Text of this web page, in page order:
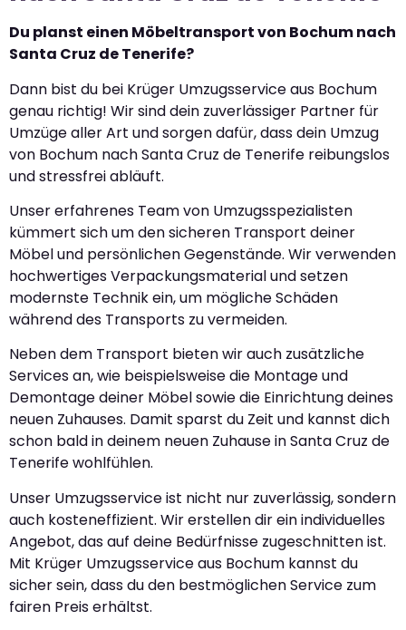
Du planst einen Möbeltransport von Bochum nach
Santa Cruz de Tenerife?
Dann bist du bei Krüger Umzugsservice aus Bochum
genau richtig! Wir sind dein zuverlässiger Partner für
Umzüge aller Art und sorgen dafür, dass dein Umzug
von Bochum nach Santa Cruz de Tenerife reibungslos
und stressfrei abläuft.
Unser erfahrenes Team von Umzugsspezialisten
kümmert sich um den sicheren Transport deiner
Möbel und persönlichen Gegenstände. Wir verwenden
hochwertiges Verpackungsmaterial und setzen
modernste Technik ein, um mögliche Schäden
während des Transports zu vermeiden.
Neben dem Transport bieten wir auch zusätzliche
Services an, wie beispielsweise die Montage und
Demontage deiner Möbel sowie die Einrichtung deines
neuen Zuhauses. Damit sparst du Zeit und kannst dich
schon bald in deinem neuen Zuhause in Santa Cruz de
Tenerife wohlfühlen.
Unser Umzugsservice ist nicht nur zuverlässig, sondern
auch kosteneffizient. Wir erstellen dir ein individuelles
Angebot, das auf deine Bedürfnisse zugeschnitten ist.
Mit Krüger Umzugsservice aus Bochum kannst du
sicher sein, dass du den bestmöglichen Service zum
fairen Preis erhältst.